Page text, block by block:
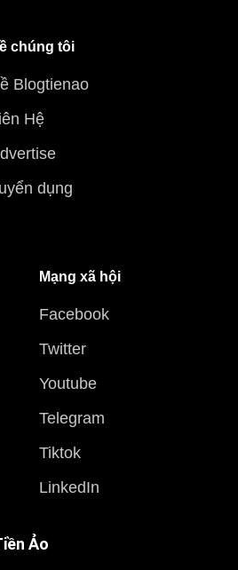
chúng tôi
Blogtienao
Hệ
dụng
Mạng xã hội
Facebook
Twitter
Youtube
Telegram
Tiktok
LinkedIn
Ảo